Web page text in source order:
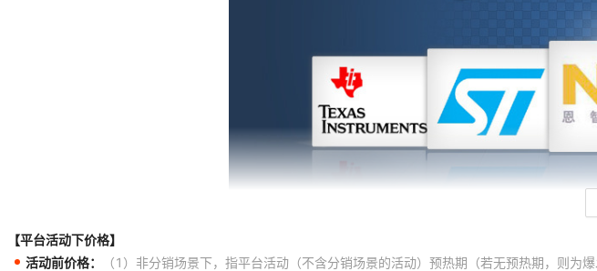
【平台活动下价格】
活动前价格：
（1）非分销场景下，指平台活动（不含分销场景的活动）预热期（若无预热期，则